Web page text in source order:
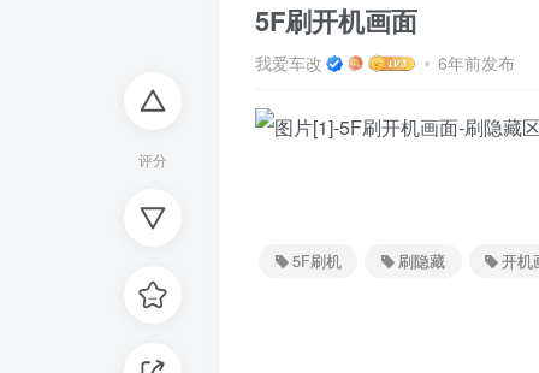
评分
5F刷开机画面
我爱车改 6年前发布
5F刷机 刷隐藏 开机